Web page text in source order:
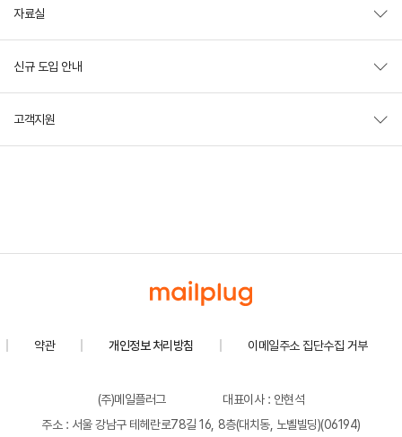
자료실
신규 도입 안내
고객지원
약관 개인정보 처리방침 이메일주소 집단수집 거부
(주)메일플러그
대표이사 : 안현석
주소 : 서울 강남구 테헤란로78길 16, 8층(대치동, 노벨빌딩)(06194)